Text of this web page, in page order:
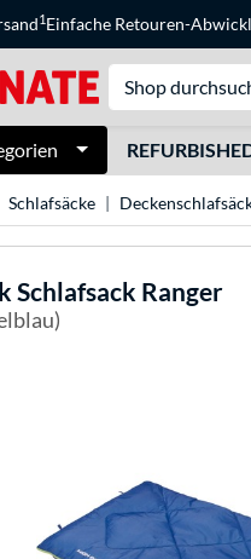
1Einfache Retouren-
Schlafsäcke
Schlafsack Ranger